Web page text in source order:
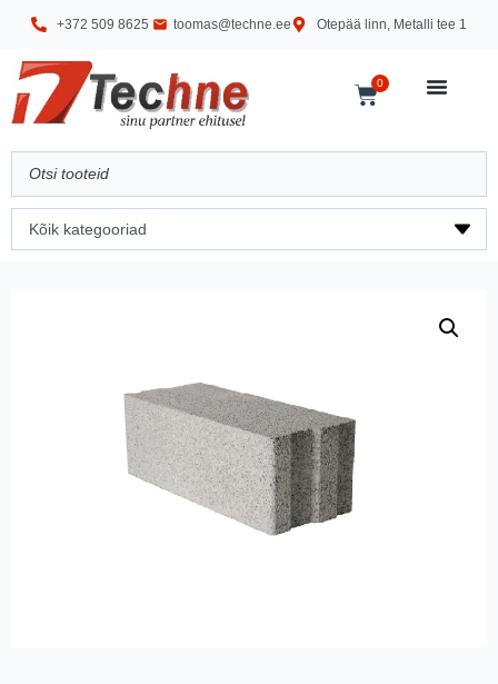
+372 509 8625 toomas@techne.ee Otepää linn, Metalli tee 1
0